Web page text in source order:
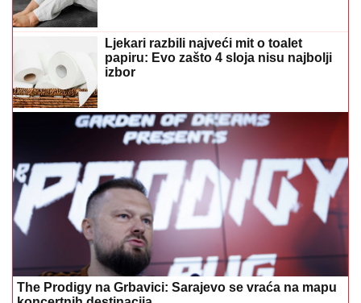
Ljekari razbili najveći mit o toalet
papiru: Evo zašto 4 sloja nisu najbolji
izbor
The Prodigy na Grbavici: Sarajevo se vraća na mapu